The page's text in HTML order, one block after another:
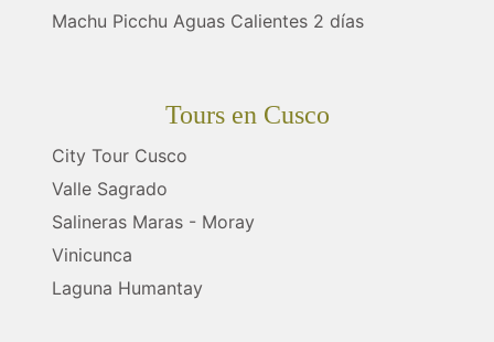
Machu Picchu Aguas Calientes 2 días
Tours en Cusco
City Tour Cusco
Valle Sagrado
Salineras Maras - Moray
Vinicunca
Laguna Humantay